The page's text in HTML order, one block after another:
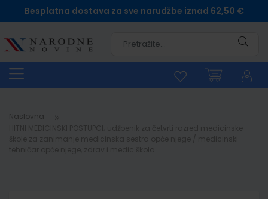
Besplatna dostava za sve narudžbe iznad 62,50 €
Naslovna